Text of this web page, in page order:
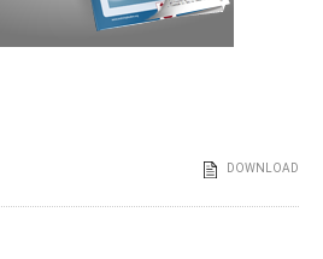
DOWNLOAD